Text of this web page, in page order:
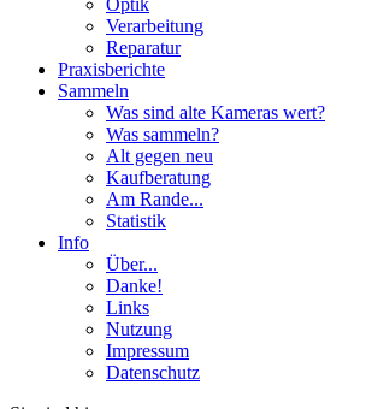
Optik
Verarbeitung
Reparatur
Praxisberichte
Sammeln
Was sind alte Kameras wert?
Was sammeln?
Alt gegen neu
Kaufberatung
Am Rande...
Statistik
Info
Über...
Danke!
Links
Nutzung
Impressum
Datenschutz